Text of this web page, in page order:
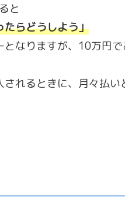
と
たらどうしよう」
となりますが、10万円
れるときに、月々払